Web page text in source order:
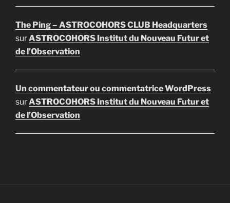
The Ping – ASTROCOHORS CLUB Headquarters
surASTROCOHORS Institut du Nouveau Futur et
de l’Observation
Un commentateur ou commentatrice WordPress
surASTROCOHORS Institut du Nouveau Futur et
de l’Observation